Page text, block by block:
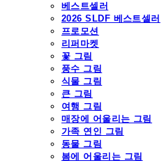
베스트셀러
2026 SLDF 베스트셀러
프로모션
리퍼마켓
꽃 그림
풍수 그림
식물 그림
큰 그림
여행 그림
매장에 어울리는 그림
가족 연인 그림
동물 그림
봄에 어울리는 그림